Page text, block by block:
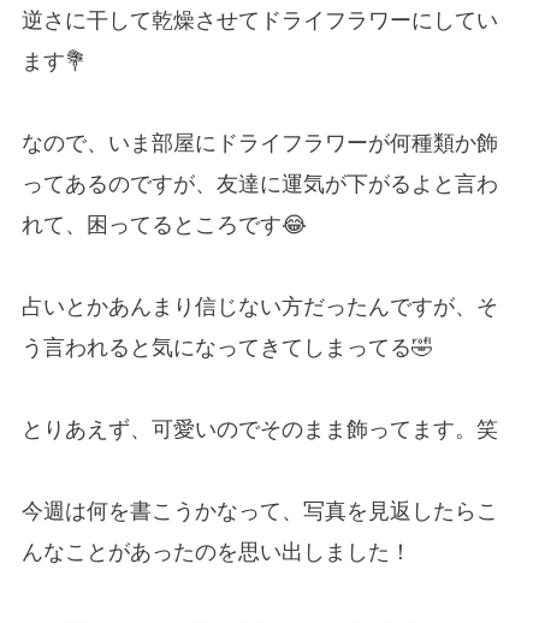
逆さに干して乾燥させてドライフラワーにしてい
ます💐
なので、いま部屋にドライフラワーが何種類か飾
ってあるのですが、友達に運気が下がるよと言わ
れて、困ってるところです😂
占いとかあんまり信じない方だったんですが、そ
う言われると気になってきてしまってる🤣
とりあえず、可愛いのでそのまま飾ってます。笑
今週は何を書こうかなって、写真を見返したらこ
んなことがあったのを思い出しました！